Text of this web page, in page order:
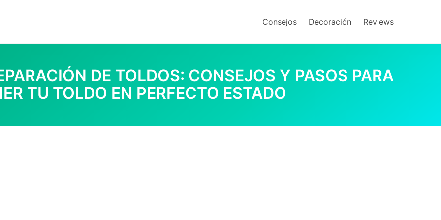
Consejos Decoración Reviews
DE TOLDOS: CONSEJOS Y PASOS PARA
TU TOLDO EN PERFECTO ESTADO